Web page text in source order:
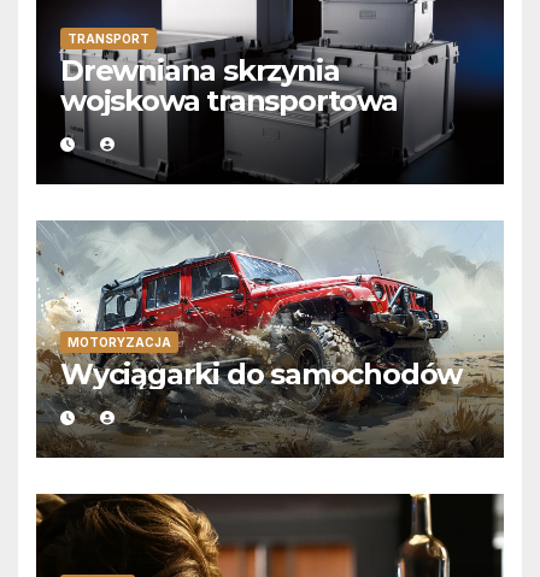
TRANSPORT
Drewniana skrzynia
wojskowa transportowa
MOTORYZACJA
Wyciągarki do samochodów